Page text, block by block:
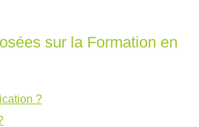
sur la Formation en
?